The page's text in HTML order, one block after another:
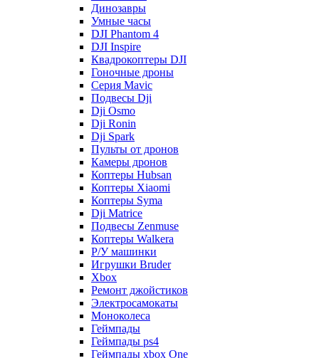
Динозавры
Умные часы
DJI Phantom 4
DJI Inspire
Квадрокоптеры DJI
Гоночные дроны
Серия Mavic
Подвесы Dji
Dji Osmo
Dji Ronin
Dji Spark
Пульты от дронов
Камеры дронов
Коптеры Hubsan
Коптеры Xiaomi
Коптеры Syma
Dji Matrice
Подвесы Zenmuse
Коптеры Walkera
Р/У машинки
Игрушки Bruder
Xbox
Ремонт джойстиков
Электросамокаты
Моноколеса
Геймпады
Геймпады ps4
Геймпады xbox One